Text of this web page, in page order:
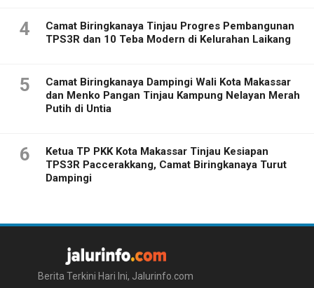
4
Camat Biringkanaya Tinjau Progres Pembangunan
TPS3R dan 10 Teba Modern di Kelurahan Laikang
5
Camat Biringkanaya Dampingi Wali Kota Makassar
dan Menko Pangan Tinjau Kampung Nelayan Merah
Putih di Untia
6
Ketua TP PKK Kota Makassar Tinjau Kesiapan
TPS3R Paccerakkang, Camat Biringkanaya Turut
Dampingi
Berita Terkini Hari Ini, Jalurinfo.com